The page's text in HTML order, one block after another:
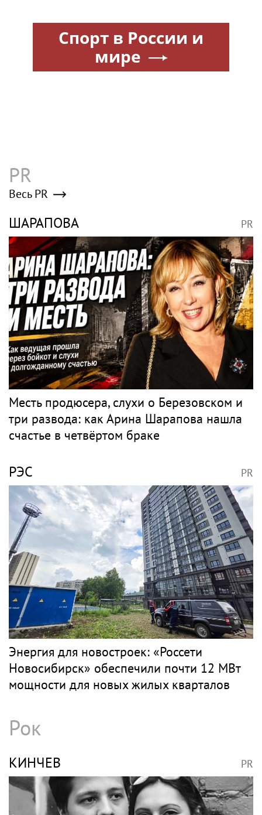
Спорт в России и
мире
PR
Весь PR
ШАРАПОВА PR
Месть продюсера, слухи о Березовском и
три развода: как Арина Шарапова нашла
счастье в четвёртом браке
РЭС PR
Энергия для новостроек: «Россети
Новосибирск» обеспечили почти 12 МВт
мощности для новых жилых кварталов
Рок
КИНЧЕВ PR